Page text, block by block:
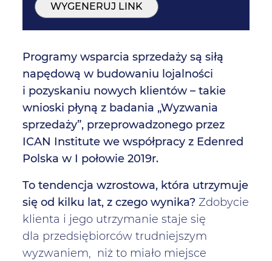
WYGENERUJ LINK
Programy wsparcia sprzedaży są siłą
napędową w budowaniu lojalności
i pozyskaniu nowych klientów – takie
wnioski płyną z badania „Wyzwania
sprzedaży”, przeprowadzonego przez
ICAN Institute we współpracy z Edenred
Polska w I połowie 2019r.
To tendencja wzrostowa, która utrzymuje
się od kilku lat, z czego wynika? Zdobycie
klienta i jego utrzymanie staje się
dla przedsiębiorców trudniejszym
wyzwaniem, niż to miało miejsce